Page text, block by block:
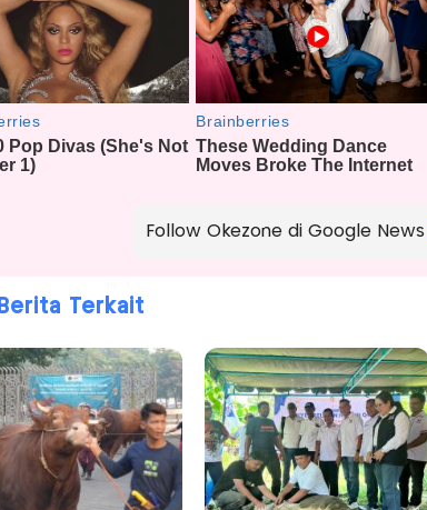
Follow Okezone di Google News
Berita Terkait